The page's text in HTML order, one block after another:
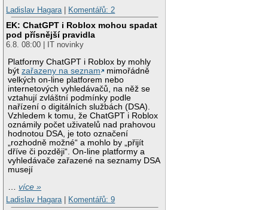
Ladislav Hagara
Komentářů: 2
EK: ChatGPT i Roblox mohou spadat
pod přísnější pravidla
6.8. 08:00 | IT novinky
Platformy ChatGPT i Roblox by mohly
býtzařazeny na seznam
mimořádně
velkých on-line platforem nebo
internetových vyhledávačů, na něž se
vztahují zvláštní podmínky podle
nařízení o digitálních službách (DSA).
Vzhledem k tomu, že ChatGPT i Roblox
oznámily počet uživatelů nad prahovou
hodnotou DSA, je toto označení
„rozhodně možné“ a mohlo by „přijít
dříve či později“. On-line platformy a
vyhledávače zařazené na seznamy DSA
musejí
…více »
Ladislav Hagara| Komentářů: 9